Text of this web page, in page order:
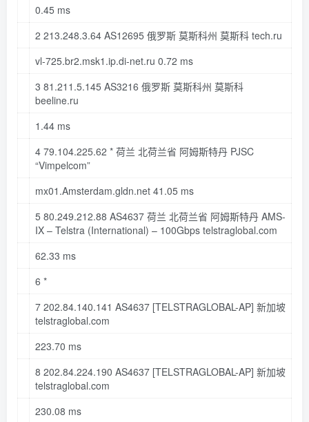
0.45 ms
2 213.248.3.64 AS12695 俄罗斯 莫斯科州 莫斯科 tech.ru
vl-725.br2.msk1 .ip.di-net.ru 0.72 ms
3 81 .211 .5.145 AS3216 俄罗斯 莫斯科州 莫斯科
beeline.ru
1 .44 ms
4 79.104.225.62 * 荷兰 北荷兰省 阿姆斯特丹 PJSC
“Vimpelcom”
mx01 .Amsterdam.gldn.net 41 .05 ms
5 80.249.212.88 AS4637 荷兰 北荷兰省 阿姆斯特丹 AMS-
IX – Telstra (International) – 100Gbps telstraglobal.com
62.33 ms
6 *
7 202.84.140.141 AS4637 [TELSTRAGLOBAL-AP] 新加坡
telstraglobal.com
223.70 ms
8 202.84.224.190 AS4637 [TELSTRAGLOBAL-AP] 新加坡
telstraglobal.com
230.08 ms